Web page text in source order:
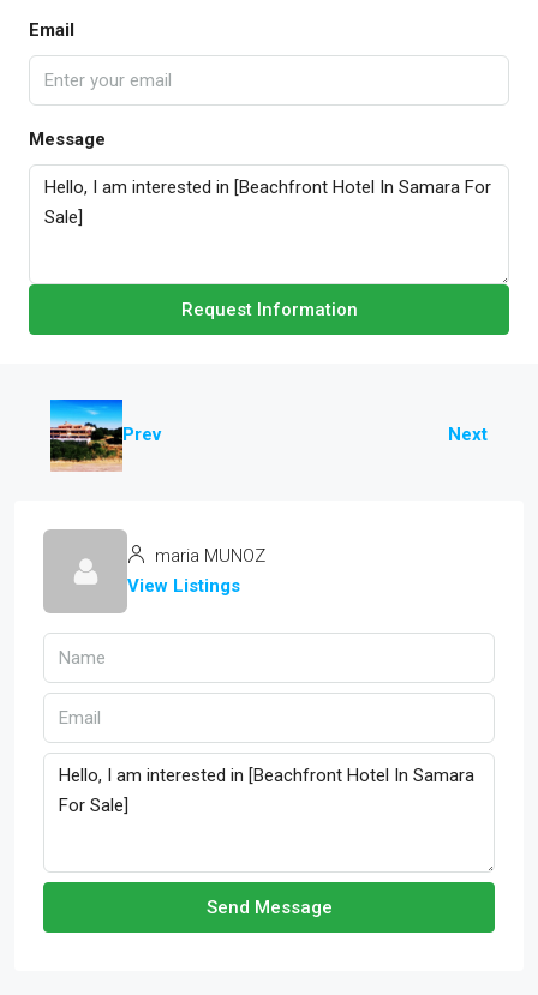
Email
Message
Request Information
Prev Next
maria MUNOZ
View Listings
Send Message